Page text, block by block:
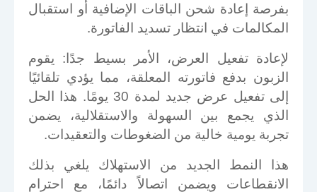
بفرصة إعادة شحن الباقات الإضافية أو استقبال
المكالمات في انتظار تسديد الفاتورة.
لإعادة تفعيل العرض، الأمر بسيط جدًا: يقوم
الزبون بدفع فاتورته المعلقة، مما يؤدي تلقائيًا
إلى تفعيل عرض جديد لمدة 30 يومًا. هذا الحل
الذي يجمع بين السهولة والاستقلالية، يضمن
تجربة يومية خالية من الضغوطات والتعقيدات.
هذا النمط الجديد من الاستهلاك يلغي بذلك
الانقطاعات ويضمن اتصالاً دائمًا، مع احترام